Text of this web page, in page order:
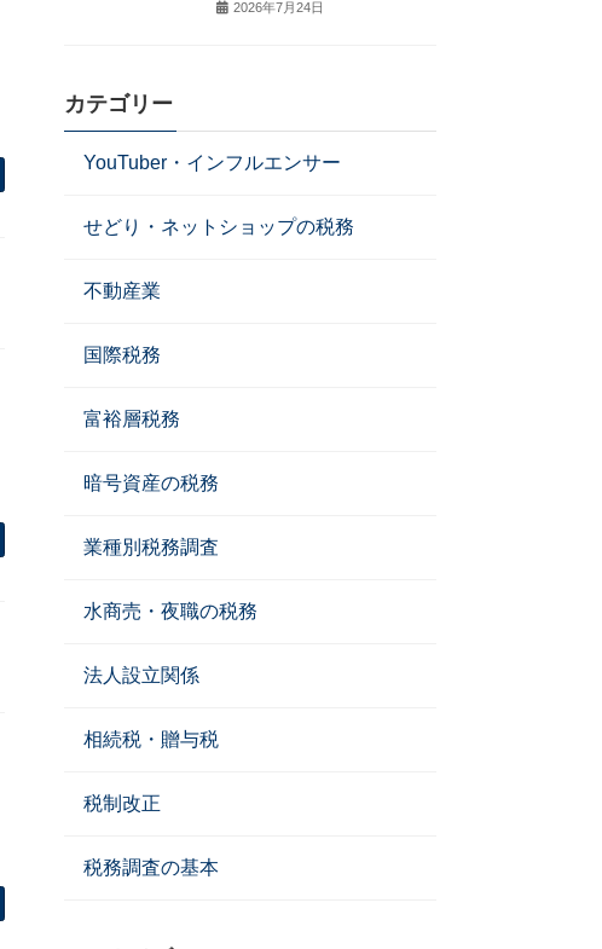
2026年7月24日
カテゴリー
YouTuber・インフルエンサー
せどり・ネットショップの税務
不動産業
国際税務
富裕層税務
暗号資産の税務
業種別税務調査
水商売・夜職の税務
法人設立関係
相続税・贈与税
税制改正
税務調査の基本